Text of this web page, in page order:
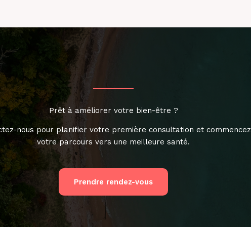
pour
la
douleur
Prêt à améliorer votre bien-être ?
nous pour planifier votre première consultation et commencez
votre parcours vers une meilleure santé.
Prendre rendez-vous